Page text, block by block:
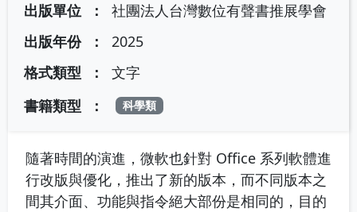
出版單位
社團法人台灣數位有聲書推展學會
出版年份
2025
格式類型
文字
書籍類型
科學類
隨著時間的演進，微軟也針對 Office 系列軟體進
行改版與優化，推出了新的版本，而不同版本之
間其介面、功能與指令絕大部份是相同的，目的